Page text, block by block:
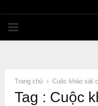
PRIMARY
Trang chủ Cuộc khảo sát
Tag : Cuộc